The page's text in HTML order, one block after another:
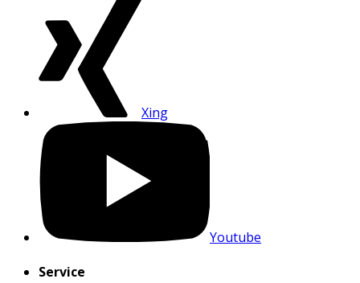
Xing
Youtube
Service